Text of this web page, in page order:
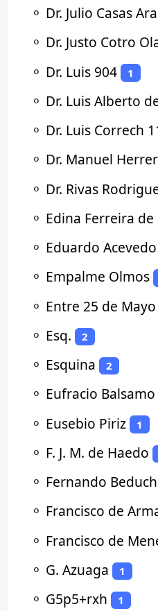
⚬ Dr. Julio Casas
⚬ Dr. Justo Cotro
⚬ Dr. Luis 904 1
⚬ Dr. Luis Alberto
⚬ Dr. Luis Correch
⚬ Dr. Manuel
⚬ Dr. Rivas
⚬ Edina Ferreira
⚬ Eduardo
⚬ Empalme Olmos
⚬ Entre 25 de
⚬ Esq. 2
⚬ Esquina 2
⚬ Eufracio Balsamo
⚬ Eusebio Piriz 1
⚬ F. J. M. de Haedo
⚬ Fernando
⚬ Francisco de
⚬ Francisco de
⚬ G. Azuaga 1
⚬ G5p5+rxh 1